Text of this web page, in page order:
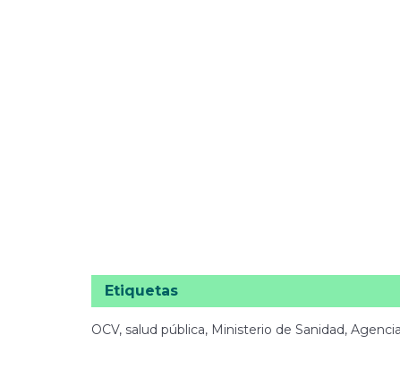
Etiquetas
OCV, salud pública, Ministerio de Sanidad,